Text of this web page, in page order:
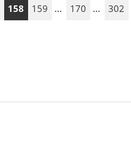
158 159 … 170 … 302